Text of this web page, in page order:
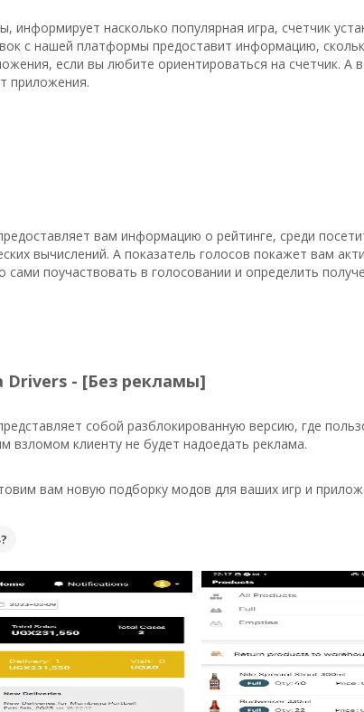
информирует насколько популярная игра, счетчик
с нашей платформы предоставит информацию,
если вы любите ориентироваться на счетчик. А
приложения.
вам информацию о рейтинге, среди
вычислений. А показатель голосов покажет вам
поучаствовать в голосовании и определить
Drivers - [Без рекламы]
собой разблокированную версию, где
клиенту не будет надоедать реклама.
вам новую подборку модов для ваших игр и